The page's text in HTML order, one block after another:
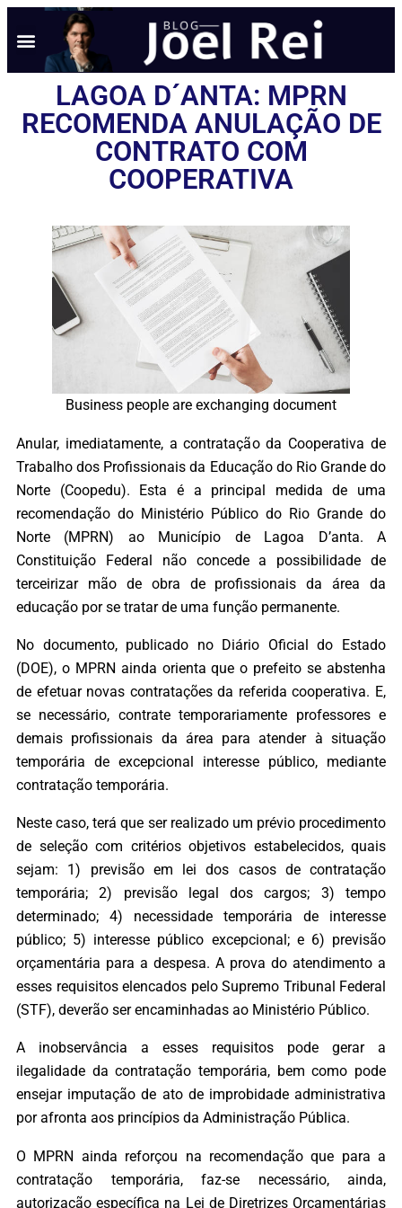
LAGOA D´ANTA: MPRN
RECOMENDA ANULAÇÃO DE
CONTRATO COM
COOPERATIVA
Business people are exchanging document
Anular, imediatamente, a contratação da Cooperativa de
Trabalho dos Profissionais da Educação do Rio Grande do
Norte (Coopedu). Esta é a principal medida de uma
recomendação do Ministério Público do Rio Grande do
Norte (MPRN) ao Município de Lagoa D’anta. A
Constituição Federal não concede a possibilidade de
terceirizar mão de obra de profissionais da área da
educação por se tratar de uma função permanente.
No documento, publicado no Diário Oficial do Estado
(DOE), o MPRN ainda orienta que o prefeito se abstenha
de efetuar novas contratações da referida cooperativa. E,
se necessário, contrate temporariamente professores e
demais profissionais da área para atender à situação
temporária de excepcional interesse público, mediante
contratação temporária.
Neste caso, terá que ser realizado um prévio procedimento
de seleção com critérios objetivos estabelecidos, quais
sejam: 1) previsão em lei dos casos de contratação
temporária; 2) previsão legal dos cargos; 3) tempo
determinado; 4) necessidade temporária de interesse
público; 5) interesse público excepcional; e 6) previsão
orçamentária para a despesa. A prova do atendimento a
esses requisitos elencados pelo Supremo Tribunal Federal
(STF), deverão ser encaminhadas ao Ministério Público.
A inobservância a esses requisitos pode gerar a
ilegalidade da contratação temporária, bem como pode
ensejar imputação de ato de improbidade administrativa
por afronta aos princípios da Administração Pública.
O MPRN ainda reforçou na recomendação que para a
contratação temporária, faz-se necessário, ainda,
autorização específica na Lei de Diretrizes Orçamentárias